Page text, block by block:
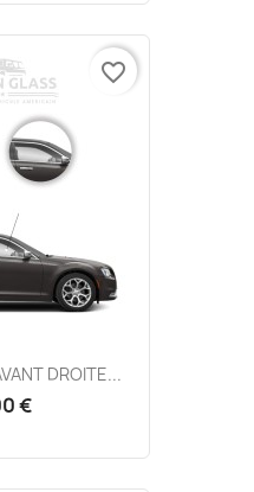
DROITE...
€
favorite_border